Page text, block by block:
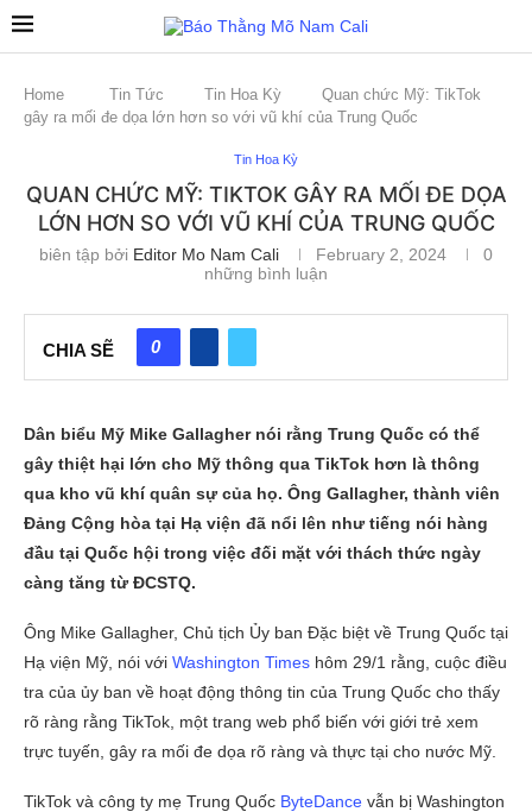
Home Tin Tức Tin Hoa Kỳ
Quan chức Mỹ: TikTok
gây ra mối đe dọa lớn hơn so với vũ khí của Trung Quốc
Tin Hoa Kỳ
QUAN CHỨC MỸ: TIKTOK GÂY RA MỐI ĐE DỌA
LỚN HƠN SO VỚI VŨ KHÍ CỦA TRUNG QUỐC
biên tập bởi Editor Mo Nam Cali February 2, 2024
0
những bình luận
CHIA SẼ 0
Dân biểu Mỹ Mike Gallagher nói rằng Trung Quốc có thể
gây thiệt hại lớn cho Mỹ thông qua TikTok hơn là thông
qua kho vũ khí quân sự của họ. Ông Gallagher, thành viên
Đảng Cộng hòa tại Hạ viện đã nổi lên như tiếng nói hàng
đầu tại Quốc hội trong việc đối mặt với thách thức ngày
càng tăng từ ĐCSTQ.
Ông Mike Gallagher, Chủ tịch Ủy ban Đặc biệt về Trung Quốc tại
Hạ viện Mỹ, nói với Washington Times hôm 29/1 rằng, cuộc điều
tra của ủy ban về hoạt động thông tin của Trung Quốc cho thấy
rõ ràng rằng TikTok, một trang web phổ biến với giới trẻ xem
trực tuyến, gây ra mối đe dọa rõ ràng và thực tại cho nước Mỹ.
TikTok và công ty mẹ Trung Quốc ByteDance vẫn bị Washington